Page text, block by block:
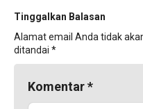
Tinggalkan Balasan
Alamat email Anda tidak
ditandai *
Komentar*